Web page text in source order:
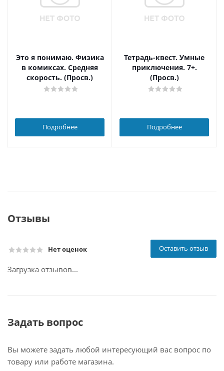
Это я понимаю. Физика
в комиксах. Средняя
скорость. (Просв.)
Подробнее
Тетрадь-квест. Умные
приключения. 7+.
(Просв.)
Подробнее
Отзывы
Нет оценок Оставить отзыв
Загрузка отзывов...
Задать вопрос
Вы можете задать любой интересующий вас вопрос по
товару или работе магазина.